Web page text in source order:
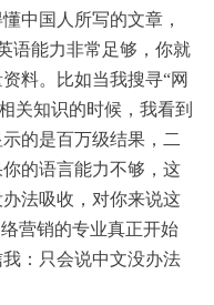
中国人所写的文章，
语能力非常足够，你就
料。比如当我搜寻“网
关知识的时候，我看到
的是百万级结果，二
的语言能力不够，这
法吸收，对你来说这
营销的专业真正开始
：只会说中文没办法